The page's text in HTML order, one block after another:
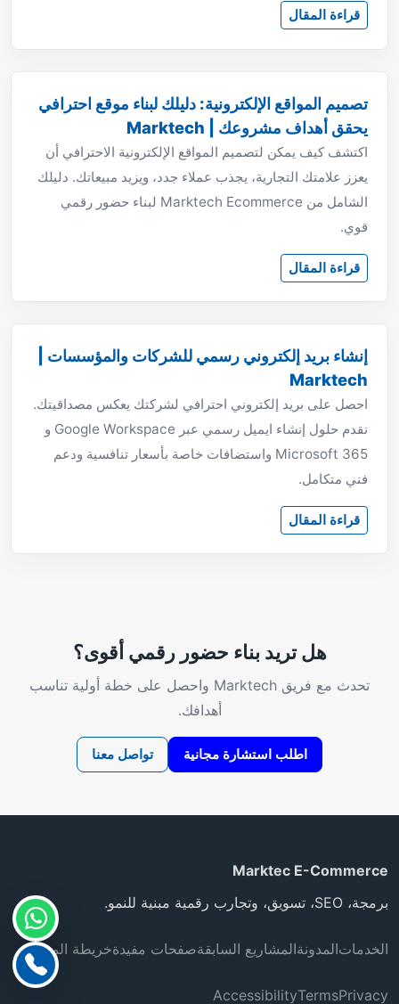
قراءة المقال
تصميم المواقع الإلكترونية: دليلك لبناء موقع احترافي
يحقق أهداف مشروعك | Marktech
اكتشف كيف يمكن لتصميم المواقع الإلكترونية الاحترافي أن
يعزز علامتك التجارية، يجذب عملاء جدد، ويزيد مبيعاتك. دليلك
الشامل من Marktech Ecommerce لبناء حضور رقمي
قوي.
قراءة المقال
إنشاء بريد إلكتروني رسمي للشركات والمؤسسات |
Marktech
احصل على بريد إلكتروني احترافي لشركتك يعكس مصداقيتك.
نقدم حلول إنشاء ايميل رسمي عبر Google Workspace و
Microsoft 365 واستضافات خاصة بأسعار تنافسية ودعم
فني متكامل.
قراءة المقال
هل تريد بناء حضور رقمي أقوى؟
تحدث مع فريق Marktech واحصل على خطة أولية تناسب
أهدافك.
اطلب استشارة مجانية تواصل معنا
Marktec E-Commerce
برمجة، SEO، تسويق، وتجارب رقمية مبنية للنمو.
الخدماتالمدونةالمشاريع السابقةصفحات مفيدةخريطة الموقع
Privacy
Terms
Accessibility